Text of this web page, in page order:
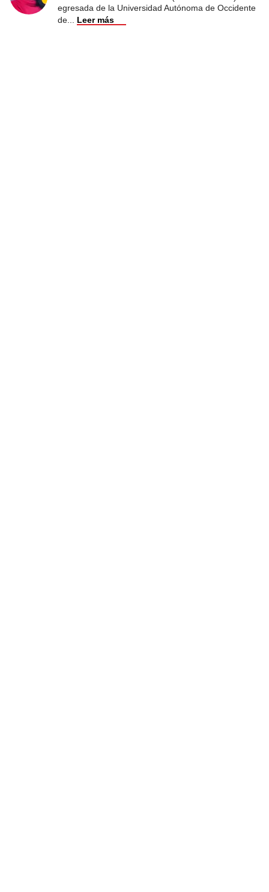
egresada de la Universidad Autónoma de Occidente
de
Leer más